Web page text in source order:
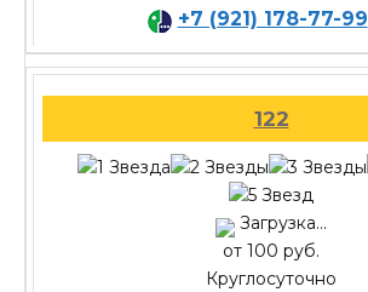
+7 (921) 178-77-99
122
Загрузка...
от 100 руб.
Круглосуточно